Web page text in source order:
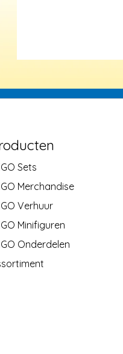
Sets
Merchandise
Verhuur
Minifiguren
Onderdelen